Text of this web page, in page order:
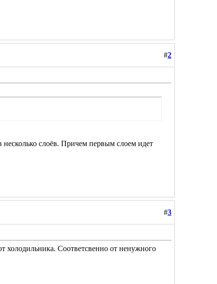
#2
несколько слоёв. Причем первым слоем идет
#3
холодильника. Соответсвенно от ненужного